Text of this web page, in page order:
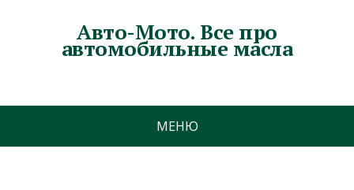
Авто-Мото. Все про
автомобильные масла
МЕНЮ